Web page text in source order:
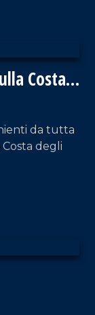
Costa
da tutta
degli